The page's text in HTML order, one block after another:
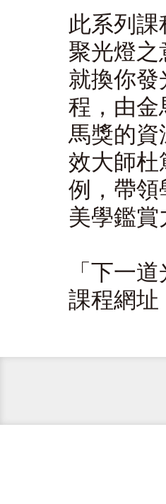
此系列
聚光燈
就換你發
程，由金
馬獎的資
效大師杜
例，帶領
美學鑑賞
「下一
課程網址